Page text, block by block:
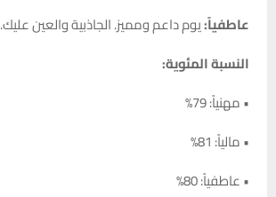
عاطفياً:يوم داعم ومميز. الجاذبية والعين عليك.
النسبة المئوية:
• مهنياً: 79%
• مالياً: 81%
• عاطفياً: 80%